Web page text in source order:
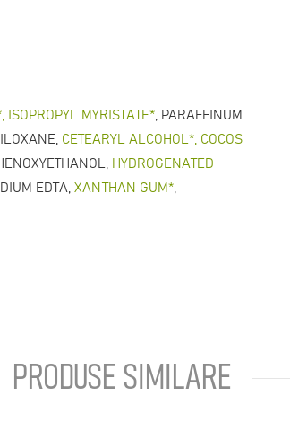
ISOPROPYL MYRISTATE*, PARAFFINUM
CETEARYL ALCOHOL*, COCOS
HYDROGENATED
EDTA, XANTHAN GUM*,
PRODUSE SIMILARE